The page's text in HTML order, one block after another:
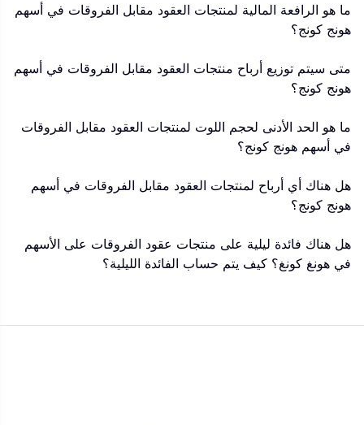
ما هو الرافعة المالية لمنتجات العقود مقابل الفروقات في أسهم
هونج كونج؟
متى سيتم توزيع أرباح منتجات العقود مقابل الفروقات في أسهم
هونج كونج؟
ما هو الحد الأدنى لحجم اللوت لمنتجات العقود مقابل الفروقات
في أسهم هونج كونج؟
هل هناك أي أرباح لمنتجات العقود مقابل الفروقات في أسهم
هونج كونج؟
هل هناك فائدة ليلية على منتجات عقود الفروقات على الأسهم
في هونغ كونغ؟ كيف يتم حساب الفائدة الليلية؟